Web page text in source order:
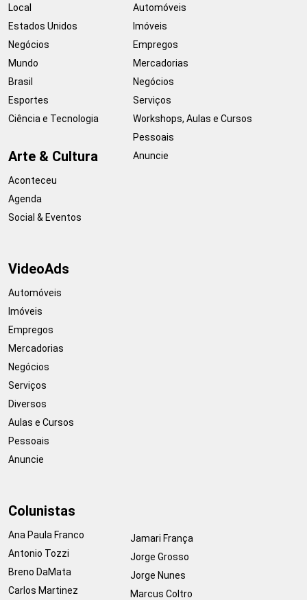
Local
Estados Unidos
Negócios
Mundo
Brasil
Esportes
Ciência e Tecnologia
Arte & Cultura
Aconteceu
Agenda
Social & Eventos
Automóveis
Imóveis
Empregos
Mercadorias
Negócios
Serviços
Workshops, Aulas e Cursos
Pessoais
Anuncie
VideoAds
Automóveis
Imóveis
Empregos
Mercadorias
Negócios
Serviços
Diversos
Aulas e Cursos
Pessoais
Anuncie
Colunistas
Ana Paula Franco
Antonio Tozzi
Breno DaMata
Carlos Martinez
Jamari França
Jorge Grosso
Jorge Nunes
Marcus Coltro